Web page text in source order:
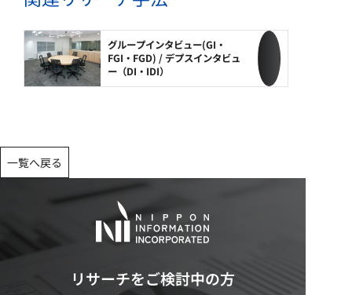
グループインタビュー(GI・
FGI・FGD) / デプスインタビュ
ー（DI・IDI）
一覧へ戻る
リサーチをご検討中の方